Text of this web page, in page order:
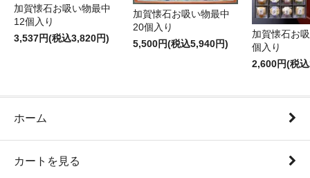
加賀懐石お吸い物最中
12個入り
3,537円(税込3,820円)
加賀懐石お吸い物最中
20個入り
5,500円(税込5,940円)
加賀懐石お
個入り
2,600円(税
ホーム
カートを見る